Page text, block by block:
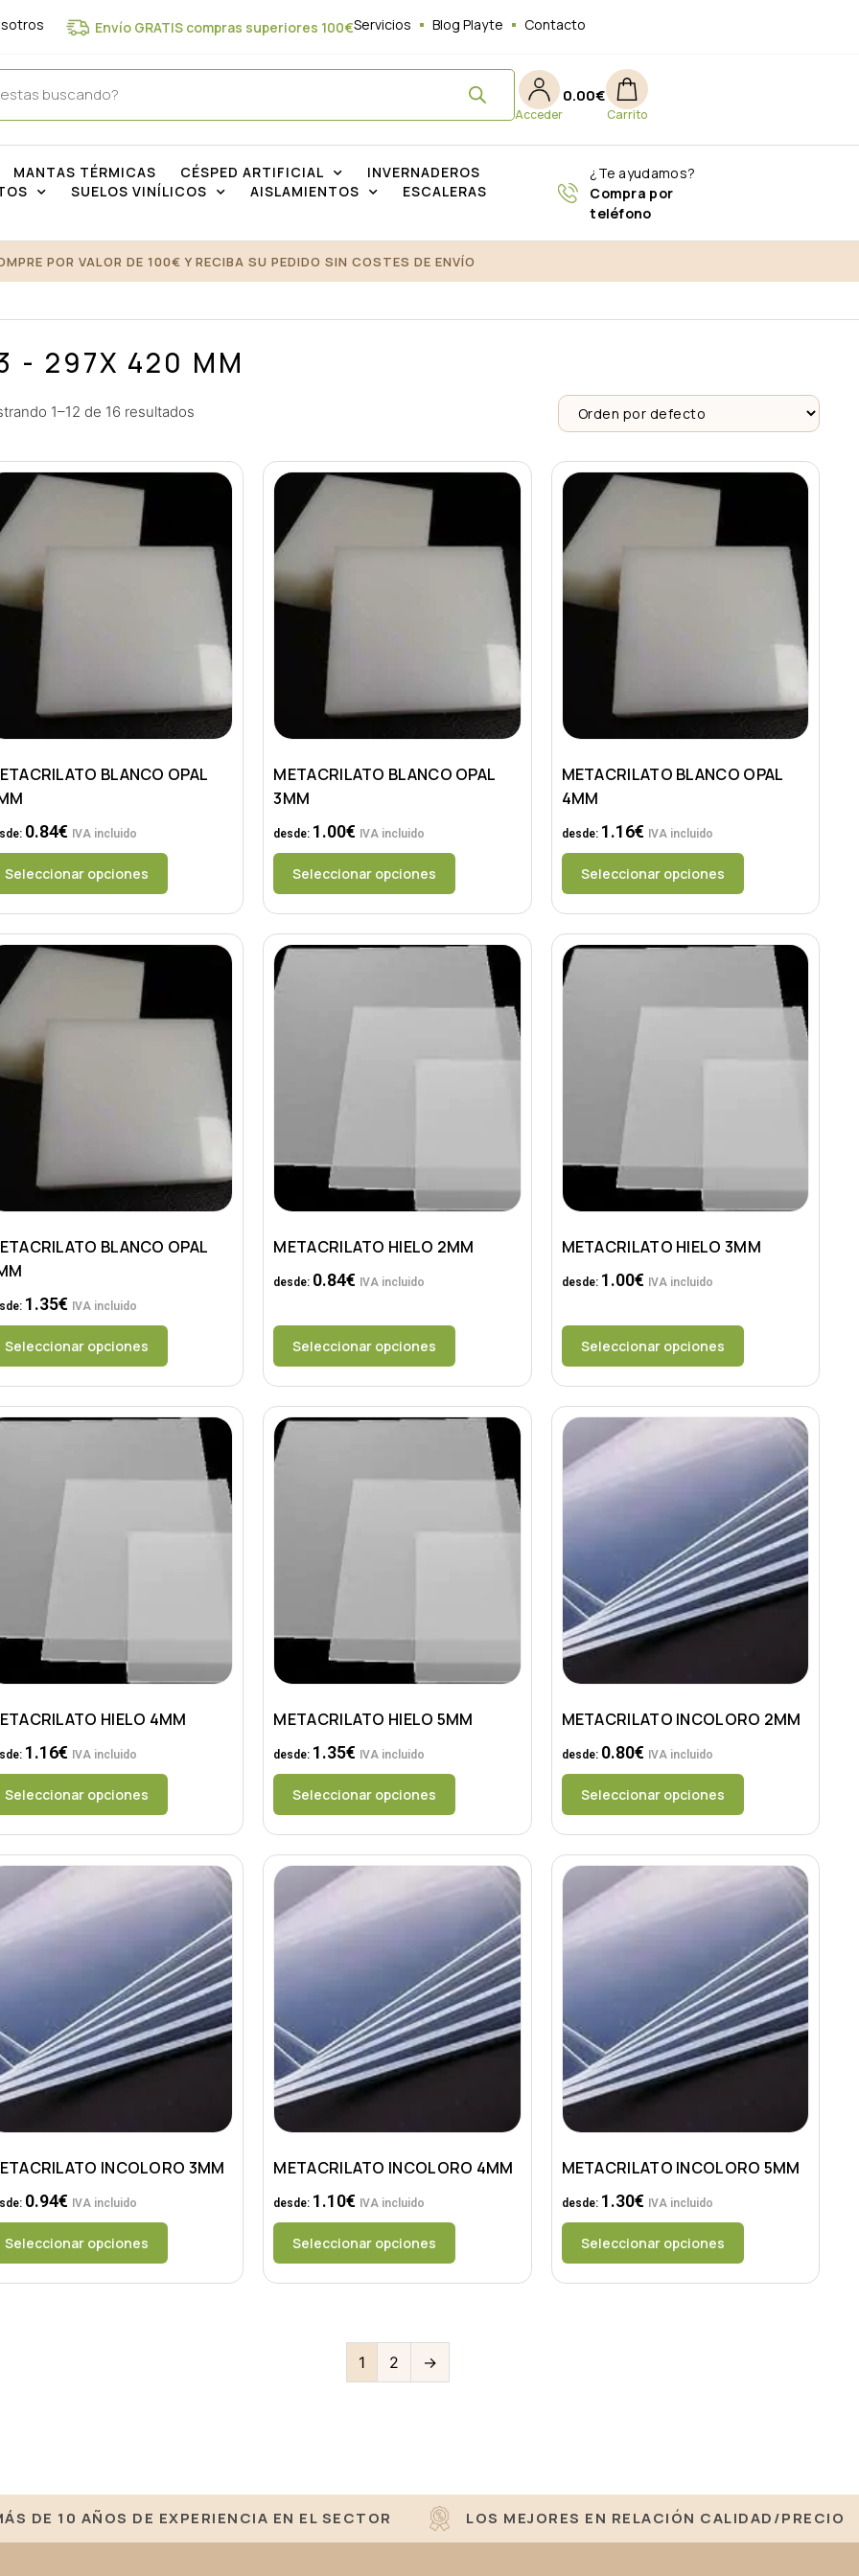
Envío GRATIS compras superiores 100€Servicios Blog Playte Contacto
0.00€
MANTAS TÉRMICAS CÉSPED ARTIFICIAL
INVERNADEROS
SUELOS VINÍLICOS AISLAMIENTOS ESCALERAS
¿Te ayudamos?
Compra por
teléfono
POR VALOR DE 100€ Y RECIBA SU PEDIDO SIN COSTES DE ENVÍO
- 297X 420 MM
1–12 de 16 resultados
BLANCO OPAL
0.84€ IVA incluido
Seleccionar opciones
METACRILATO BLANCO OPAL
3MM
desde: 1.00€ IVA incluido
Seleccionar opciones
METACRILATO BLANCO OPAL
4MM
desde: 1.16€ IVA incluido
Seleccionar opciones
BLANCO OPAL
1.35€ IVA incluido
Seleccionar opciones
METACRILATO HIELO 2MM
desde: 0.84€ IVA incluido
Seleccionar opciones
METACRILATO HIELO 3MM
desde: 1.00€ IVA incluido
Seleccionar opciones
HIELO 4MM
1.16€ IVA incluido
Seleccionar opciones
METACRILATO HIELO 5MM
desde: 1.35€ IVA incluido
Seleccionar opciones
METACRILATO INCOLORO 2MM
desde: 0.80€ IVA incluido
Seleccionar opciones
INCOLORO 3MM
0.94€ IVA incluido
Seleccionar opciones
METACRILATO INCOLORO 4MM
desde: 1.10€ IVA incluido
Seleccionar opciones
METACRILATO INCOLORO 5MM
desde: 1.30€ IVA incluido
Seleccionar opciones
1 2 →
DE 10 AÑOS DE EXPERIENCIA EN EL SECTOR LOS MEJORES EN RELACIÓN CALIDAD/PRECIO